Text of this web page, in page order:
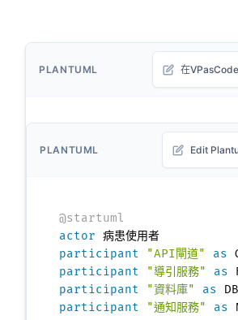
PLANTUML 在
PLANTUML Edit
@startuml
actor
participant
"API閘道" as
participant
"導引服務" as
participant
"資料庫" as
participant
"通知服務" as